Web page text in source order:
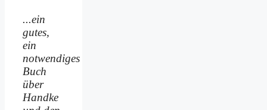
...ein
gutes,
ein
notwendiges
Buch
über
Handke